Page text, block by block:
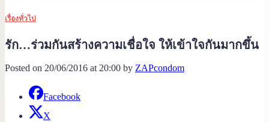
เรื่องทั่วไป
รัก…ร่วมกันสร้างความเชื่อใจ ให้เข้าใจกันมากขึ้น
Posted on 20/06/2016 at 20:00 by ZAPcondom
Facebook
X